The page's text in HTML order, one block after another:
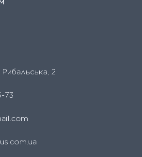
Рибальська, 2
73